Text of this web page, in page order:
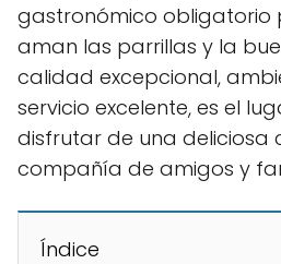
gastronómico obligatorio
aman las parrillas y la
calidad excepcional,
servicio excelente, es el
disfrutar de una deliciosa
compañía de amigos y
Índice